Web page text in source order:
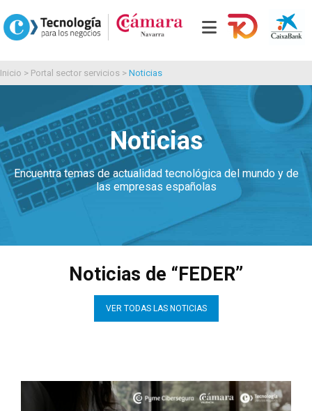
Inicio > Portal sector servicios > Noticias
Noticias
Encuentra temas de actualidad tecnológica del mundo y de
las empresas españolas
Noticias de “FEDER”
VER TODAS LAS NOTICIAS